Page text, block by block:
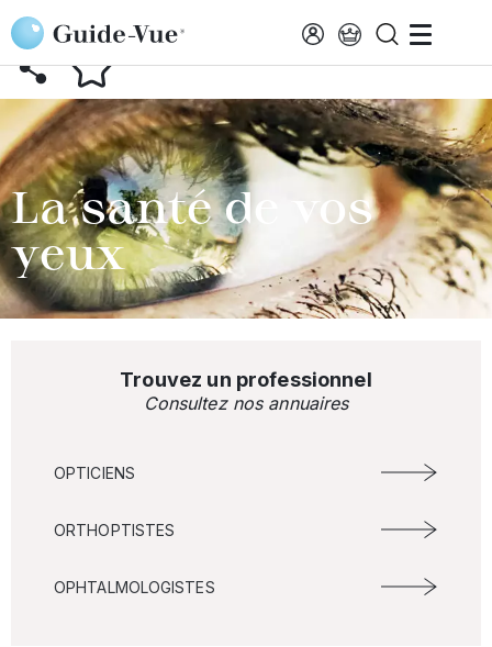
Aller au contenu principal
RETOUR AU GLOSSAIRE
La santé de vos
yeux
Trouvez un professionnel
Consultez nos annuaires
OPTICIENS
ORTHOPTISTES
OPHTALMOLOGISTES